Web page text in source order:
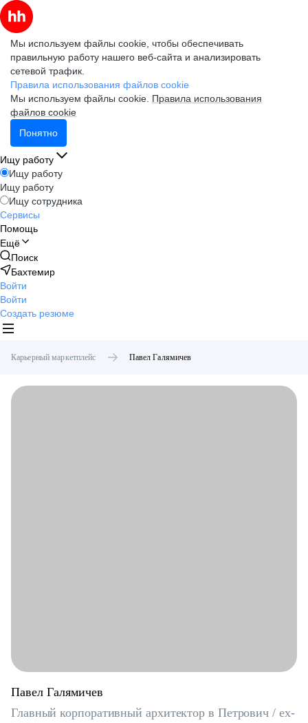
Мы используем файлы cookie, чтобы обеспечивать
правильную работу нашего веб-сайта и анализировать
сетевой трафик.
Правила использования файлов cookie
Мы используем файлы cookie. Правила использования
файлов cookie
Понятно
Ищу работу
Ищу работу
Ищу работу
Ищу сотрудника
Сервисы
Помощь
Ещё
Поиск
Бахтемир
Войти
Войти
Создать резюме
Карьерный маркетплейс Павел Галямичев
Павел Галямичев
Главный корпоративный архитектор в Петрович / ex-